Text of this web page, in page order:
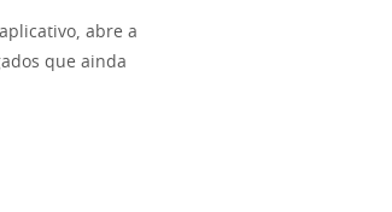
abre a
que ainda